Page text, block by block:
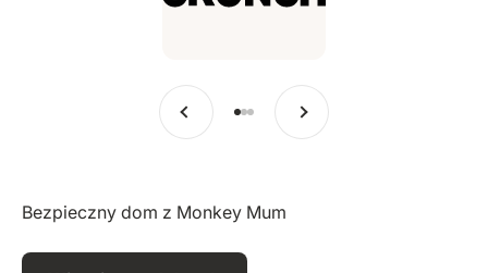
Poprzedni
Przejdź do pozycji 1
Przejdź do pozycji 2
Przejdź do pozycji 3
Bezpieczny dom z Monkey Mum